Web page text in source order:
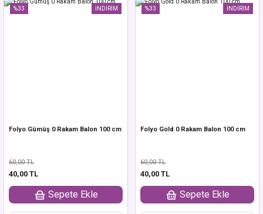
%33 İNDİRİM
Folyo Gümüş 0 Rakam Balon 100 cm
60,00 TL
40,00 TL
Sepete Ekle
%33 İNDİRİM
Folyo Gold 0 Rakam Balon 100 cm
60,00 TL
40,00 TL
Sepete Ekle